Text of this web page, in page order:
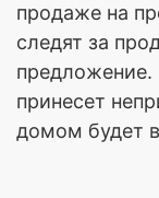
продаже на
следят за
предложение.
принесет
домом будет